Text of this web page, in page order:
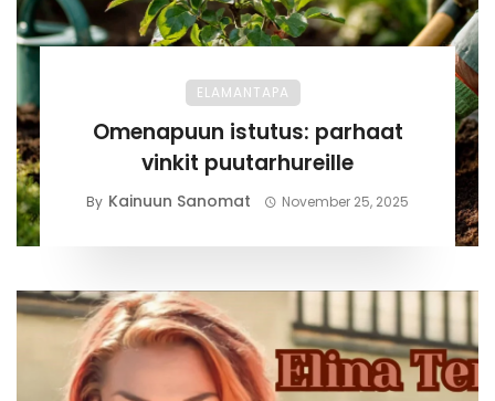
ELAMANTAPA
Omenapuun istutus: parhaat
vinkit puutarhureille
By Kainuun Sanomat November 25, 2025